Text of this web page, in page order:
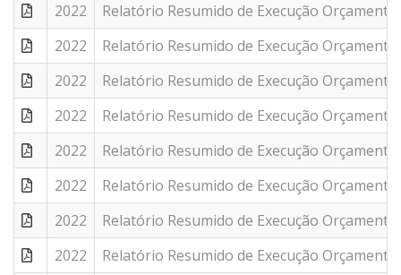
2022
Relatório Resumido de Execução
2022
Relatório Resumido de Execução
2022
Relatório Resumido de Execução
2022
Relatório Resumido de Execução
2022
Relatório Resumido de Execução
2022
Relatório Resumido de Execução
2022
Relatório Resumido de Execução
2022
Relatório Resumido de Execução